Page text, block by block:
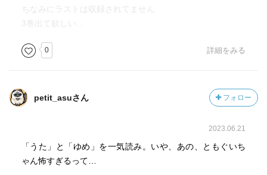
ちなみにラストは収録されてません
3巻出て欲しい...
0 詳細をみる
petit_asuさん フォロー
2023.06.21
「うた」と「ゆめ」を一気読み。いや、あの、ともぐいち
ゃん怖すぎるって…